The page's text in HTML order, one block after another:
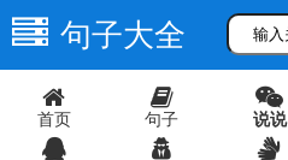
句子大全
首页 句子 说说